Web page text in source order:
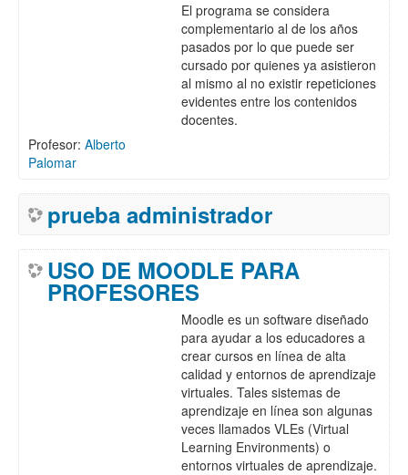
El programa se considera
complementario al de los años
pasados por lo que puede ser
cursado por quienes ya asistieron
al mismo al no existir repeticiones
evidentes entre los contenidos
docentes.
Profesor: Alberto
Palomar
prueba administrador
USO DE MOODLE PARA
PROFESORES
Moodle es un software diseñado
para ayudar a los educadores a
crear cursos en línea de alta
calidad y entornos de aprendizaje
virtuales. Tales sistemas de
aprendizaje en línea son algunas
veces llamados VLEs (Virtual
Learning Environments) o
entornos virtuales de aprendizaje.